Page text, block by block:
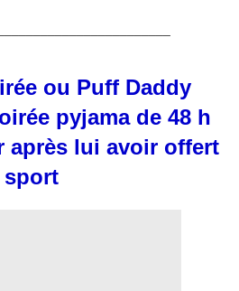
ou Puff Daddy
pyjama de 48 h
après lui avoir offert
sport